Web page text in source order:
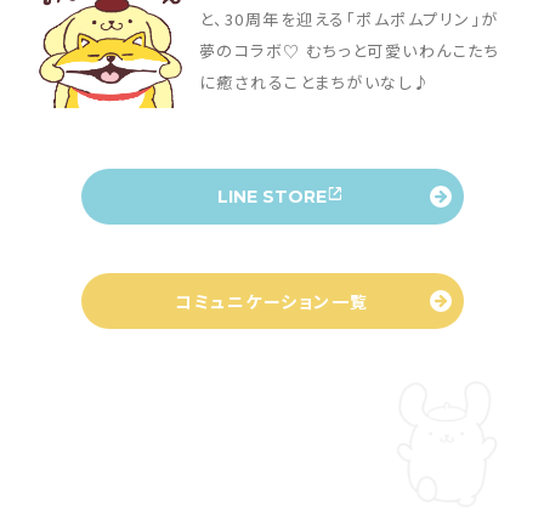
と、30周年を迎える「ポムポムプリン」が
夢のコラボ♡ むちっと可愛いわんこたち
に癒されることまちがいなし♪
LINE STORE
コミュニケーション一覧